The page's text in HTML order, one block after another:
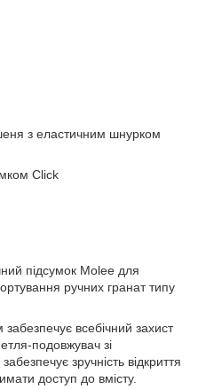
з еластичним шнурком
Click
підсумок Molee для
ручних гранат типу
всебічний захист
подовжувач зі
зручність відкриття
доступ до вмісту.